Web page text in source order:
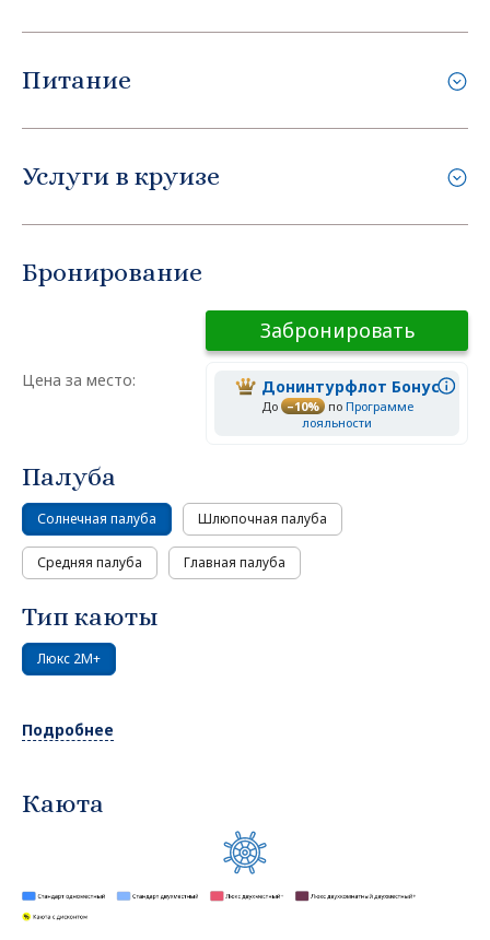
Питание
Услуги в круизе
Бронирование
Цена за место:
Забронировать
Донинтурфлот Бонус
До –10% по Программе
лояльности
Палуба
Солнечная палуба Шлюпочная палуба
Средняя палуба Главная палуба
Тип каюты
Люкс 2М+
Подробнее
Каюта